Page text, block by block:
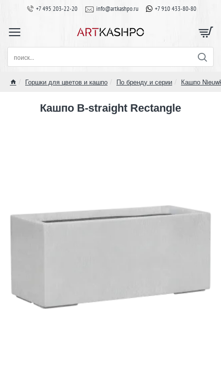
+7 495 203-22-20 info@artkashpo.ru +7 910 433-80-80
поиск...
Горшки для цветов и кашпо По бренду и серии Кашпо
Кашпо B-straight Rectangle